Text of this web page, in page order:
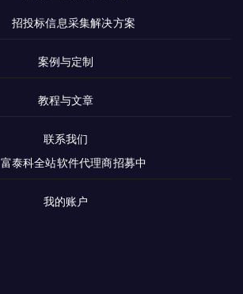
招投标信息采集解决方案
案例与定制
教程与文章
联系我们
富泰科全站软件代理商招募中
我的账户